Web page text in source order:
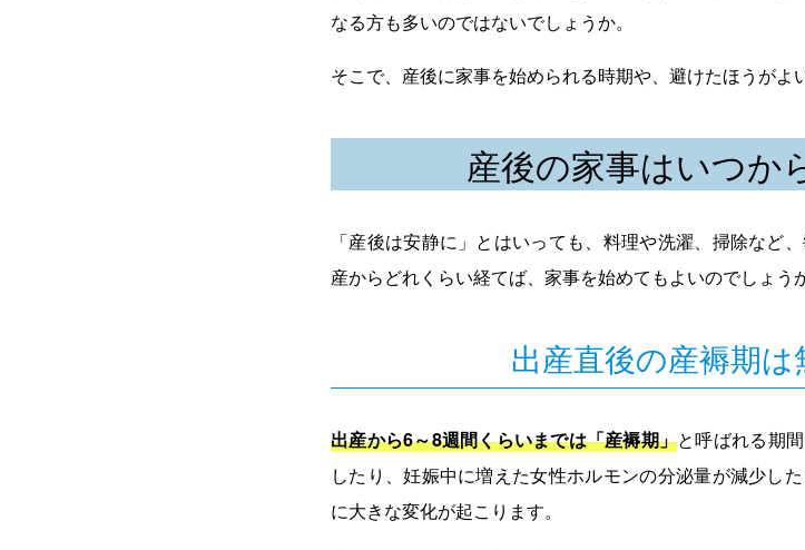
なる方も多いのではないでしょうか。
そこで、産後に家事を始められる時期や、避けたほうがよ
産後の家事はいつか
「産後は安静に」とはいっても、料理や洗濯、掃除など
産からどれくらい経てば、家事を始めてもよいのでしょうか
出産直後の産褥期
出産から6～8週間くらいまでは「産褥期」と呼ばれる期
したり、妊娠中に増えた女性ホルモンの分泌量が減少し
に大きな変化が起こります。